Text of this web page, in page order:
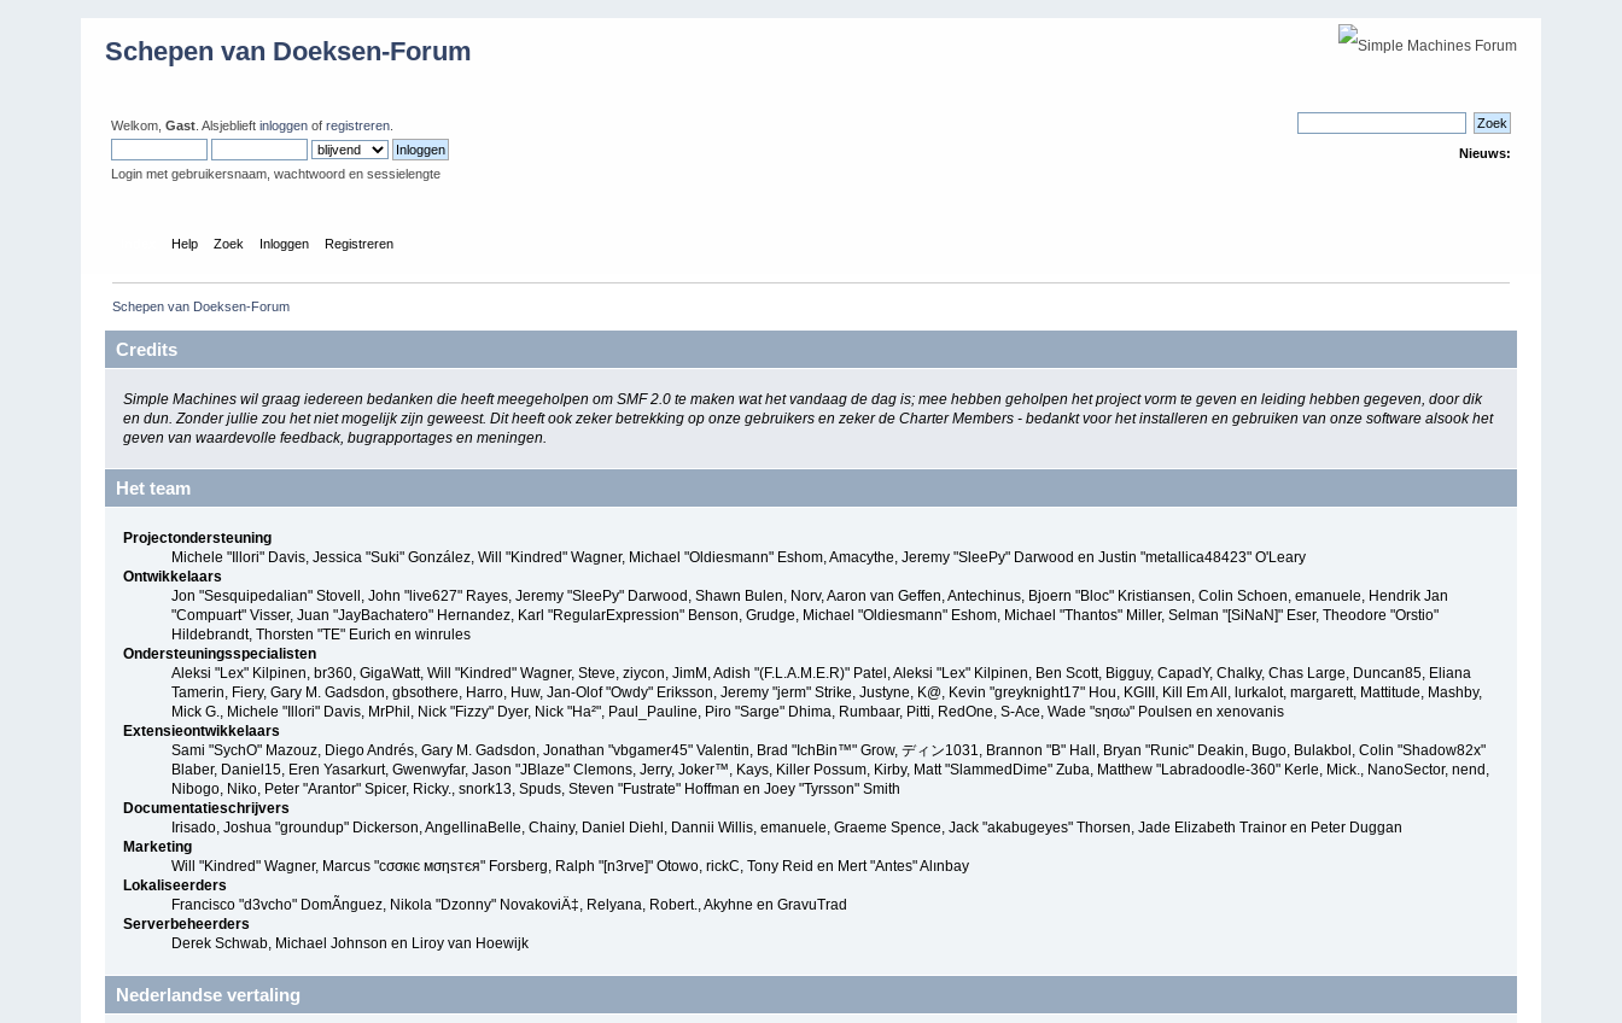
Schepen van Doeksen-Forum
Welkom,Gast . Alsjeblieftinloggen ofregistreren
Login met gebruikersnaam, wachtwoord en sessielengte
Nieuws:
Help Zoek Inloggen Registreren
Schepen van Doeksen-Forum
Credits
Simple Machines wil graag iedereen bedanken die heeft meegeholpen om SMF 2.0 te maken wat het vandaag de dag is; mee hebben geholpen het project vorm te geven en leiding hebben gegeven, door dik
en dun. Zonder jullie zou het niet mogelijk zijn geweest. Dit heeft ook zeker betrekking op onze gebruikers en zeker de Charter Members - bedankt voor het installeren en gebruiken van onze software alsook het
geven van waardevolle feedback, bugrapportages en meningen.
Het team
Projectondersteuning
Michele "Illori" Davis, Jessica "Suki" González, Will "Kindred" Wagner, Michael "Oldiesmann" Eshom, Amacythe, Jeremy "SleePy" Darwood en Justin "metallica48423" O'Leary
Ontwikkelaars
Jon "Sesquipedalian" Stovell, John "live627" Rayes, Jeremy "SleePy" Darwood, Shawn Bulen, Norv, Aaron van Geffen, Antechinus, Bjoern "Bloc" Kristiansen, Colin Schoen, emanuele, Hendrik Jan
"Compuart" Visser, Juan "JayBachatero" Hernandez, Karl "RegularExpression" Benson, Grudge, Michael "Oldiesmann" Eshom, Michael "Thantos" Miller, Selman "[SiNaN]" Eser, Theodore "Orstio"
Hildebrandt, Thorsten "TE" Eurich en winrules
Ondersteuningsspecialisten
Aleksi "Lex" Kilpinen, br360, GigaWatt, Will "Kindred" Wagner, Steve, ziycon, JimM, Adish "(F.L.A.M.E.R)" Patel, Aleksi "Lex" Kilpinen, Ben Scott, Bigguy, CapadY, Chalky, Chas Large, Duncan85, Eliana
Tamerin, Fiery, Gary M. Gadsdon, gbsothere, Harro, Huw, Jan-Olof "Owdy" Eriksson, Jeremy "jerm" Strike, Justyne, K@, Kevin "greyknight17" Hou, KGIII, Kill Em All, lurkalot, margarett, Mattitude, Mashby,
Mick G., Michele "Illori" Davis, MrPhil, Nick "Fizzy" Dyer, Nick "Ha²", Paul_Pauline, Piro "Sarge" Dhima, Rumbaar, Pitti, RedOne, S-Ace, Wade "sησω" Poulsen en xenovanis
Extensieontwikkelaars
Sami "SychO" Mazouz, Diego Andrés, Gary M. Gadsdon, Jonathan "vbgamer45" Valentin, Brad "IchBin™" Grow, ディン1031, Brannon "B" Hall, Bryan "Runic" Deakin, Bugo, Bulakbol, Colin "Shadow82x"
Blaber, Daniel15, Eren Yasarkurt, Gwenwyfar, Jason "JBlaze" Clemons, Jerry, Joker™, Kays, Killer Possum, Kirby, Matt "SlammedDime" Zuba, Matthew "Labradoodle-360" Kerle, Mick., NanoSector, nend,
Nibogo, Niko, Peter "Arantor" Spicer, Ricky., snork13, Spuds, Steven "Fustrate" Hoffman en Joey "Tyrsson" Smith
Documentatieschrijvers
Irisado, Joshua "groundup" Dickerson, AngellinaBelle, Chainy, Daniel Diehl, Dannii Willis, emanuele, Graeme Spence, Jack "akabugeyes" Thorsen, Jade Elizabeth Trainor en Peter Duggan
Marketing
Will "Kindred" Wagner, Marcus "cσσкιє мσηѕтєя" Forsberg, Ralph "[n3rve]" Otowo, rickC, Tony Reid en Mert "Antes" Alınbay
Lokaliseerders
Francisco "d3vcho" DomÃ­nguez, Nikola "Dzonny" NovakoviÄ‡, Relyana, Robert., Akyhne en GravuTrad
Serverbeheerders
Derek Schwab, Michael Johnson en Liroy van Hoewijk
Nederlandse vertaling